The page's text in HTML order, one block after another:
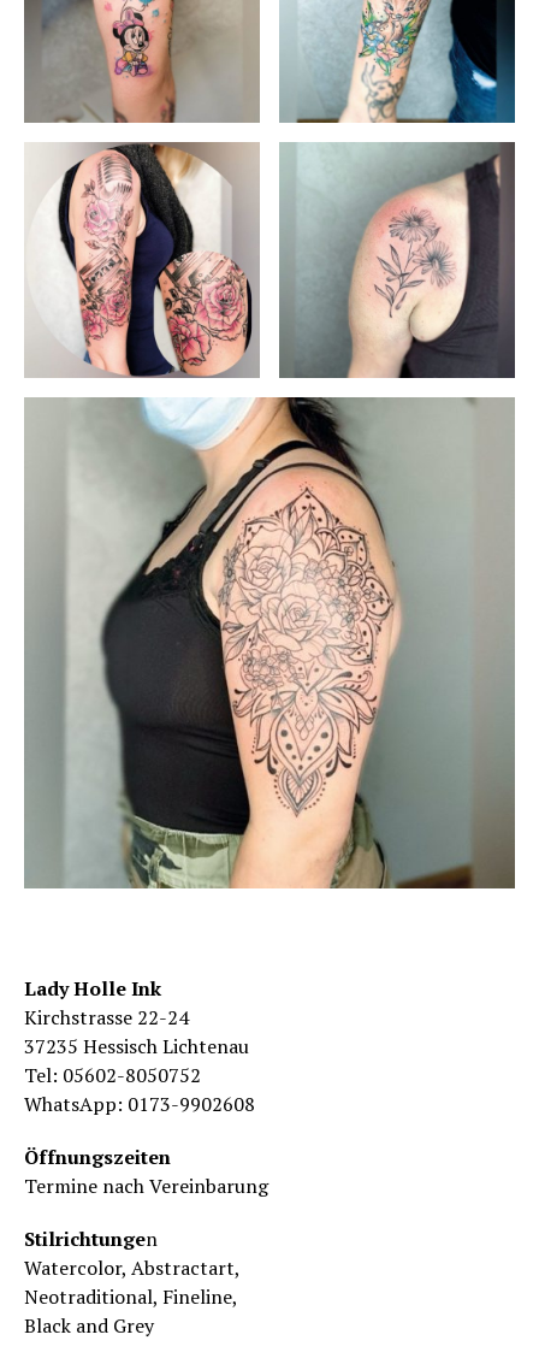
Lady Holle Ink
Kirchstrasse 22-24
37235 Hessisch Lichtenau
Tel: 05602-8050752
WhatsApp: 0173-9902608
Öffnungszeiten
Termine nach Vereinbarung
Stilrichtungen
Watercolor, Abstractart,
Neotraditional, Fineline,
Black and Grey